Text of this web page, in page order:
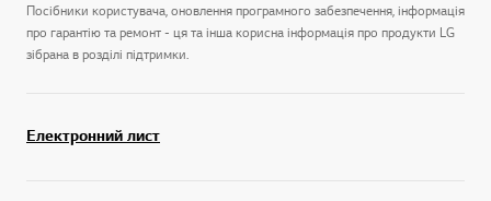
Посібники користувача, оновлення програмного забезпечення, інформація
про гарантію та ремонт - ця та інша корисна інформація про продукти LG
зібрана в розділі підтримки.
Електронний лист